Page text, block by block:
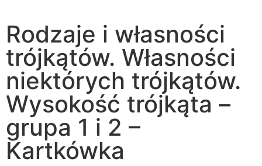
Rodzaje i własności
trójkątów. Własności
niektórych trójkątów.
Wysokość trójkąta –
grupa 1 i 2 –
Kartkówka